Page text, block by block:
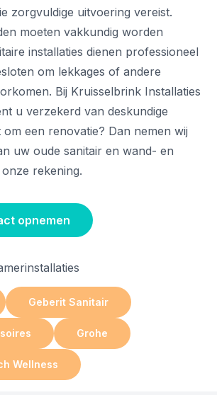
zorgvuldige uitvoering vereist.
moeten vakkundig worden
installaties dienen professioneel
om lekkages of andere
Bij Kruisselbrink Installaties
u verzekerd van deskundige
om een renovatie? Dan nemen wij
uw oude sanitair en wand- en
rekening.
opnemen
Geberit Sanitair
Grohe
Wellness